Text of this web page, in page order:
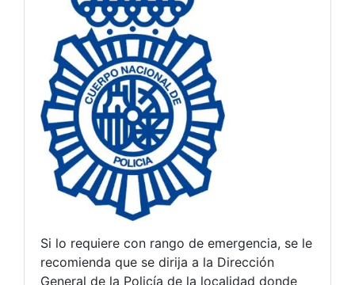
Si lo requiere con rango de emergencia, se le
recomienda que se dirija a la Dirección
General de la Policía de la localidad donde